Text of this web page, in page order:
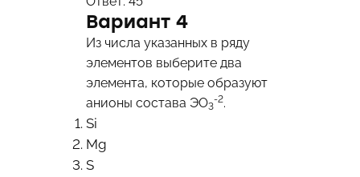
Вариант 4
Из числа указанных в ряду
элементов выберите два
элемента, которые образуют
анионы состава ЭО3
-2.
Si
Mg
S